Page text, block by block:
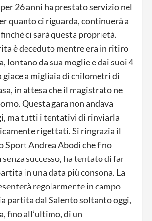
26 anni ha prestato servizio nel
quanto ci riguarda, continuerà a
ci sarà questa proprietà.
è deceduto mentre era in ritiro
lontano da sua moglie e dai suoi 4
giace a migliaia di chilometri di
in attesa che il magistrato ne
Questa gara non andava
ma tutti i tentativi di rinviarla
rigettati. Si ringrazia il
Sport Andrea Abodi che fino
successo, ha tentato di far
in una data più consona. La
regolarmente in campo
partita dal Salento soltanto oggi,
fino all’ultimo, di un